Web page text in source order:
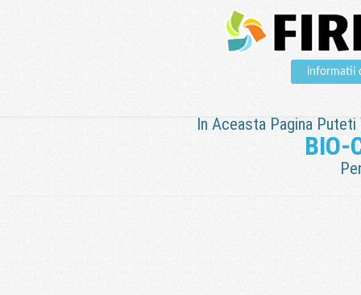
informatii
In Aceasta Pagina
BIO-